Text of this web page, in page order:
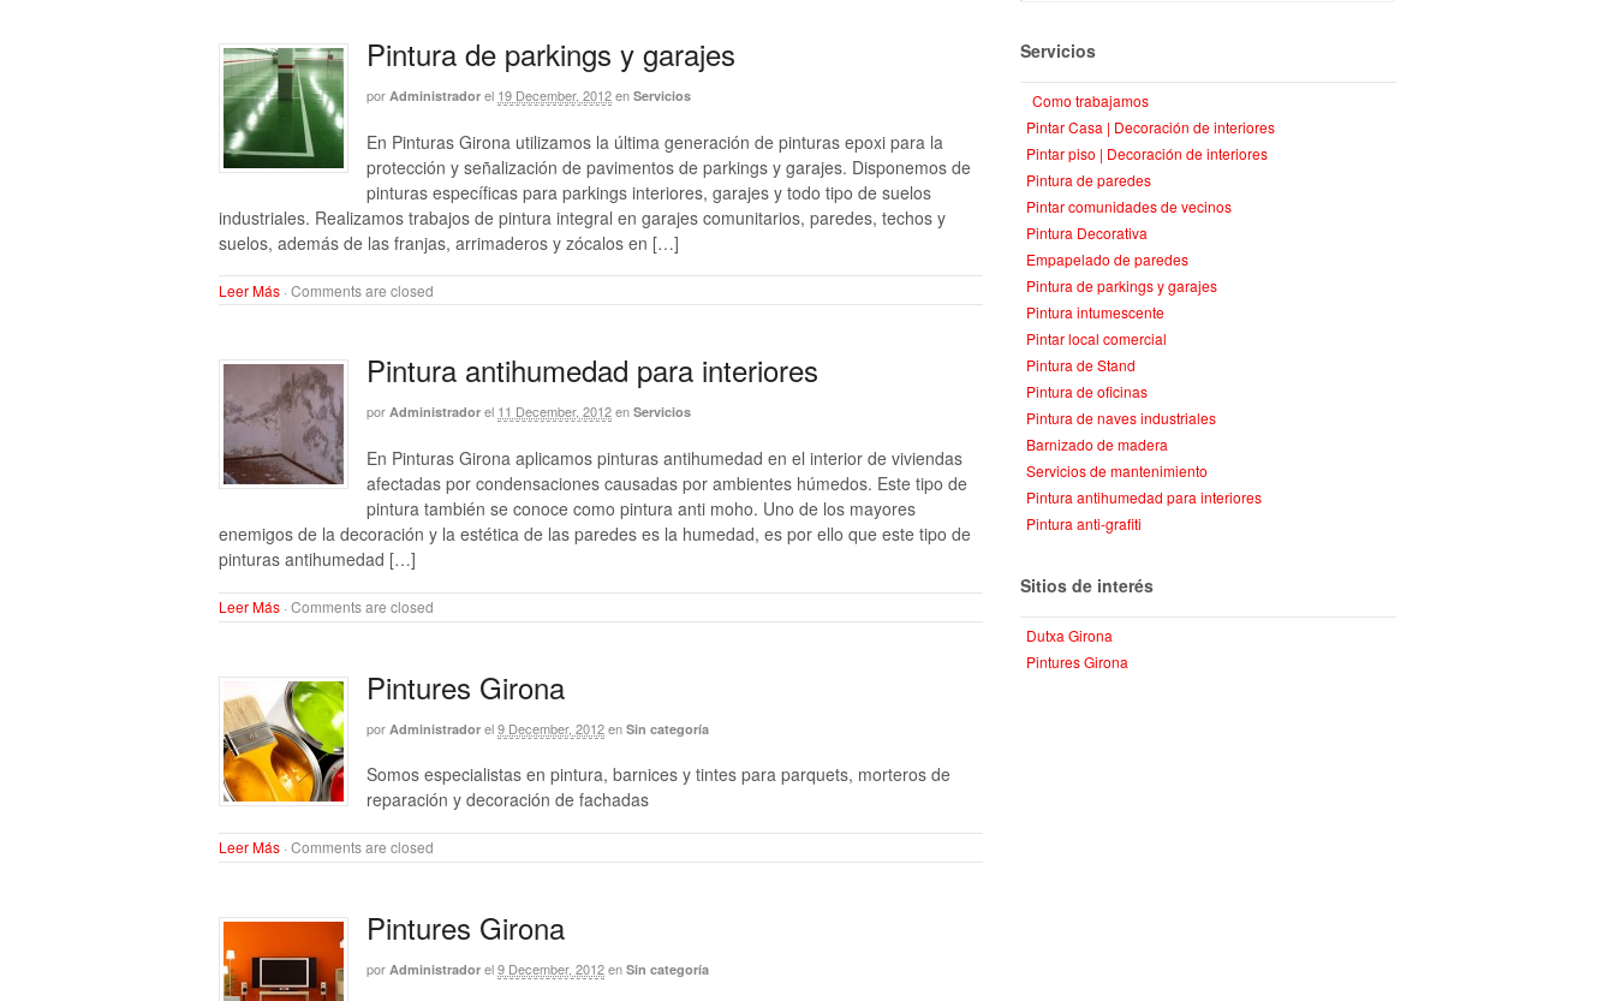
Pintura de parkings y garajes
por Administrador el 19 December, 2012en Servicios
En Pinturas Girona utilizamos la última generación de pinturas epoxi para la
protección y señalización de pavimentos de parkings y garajes. Disponemos de
pinturas específicas para parkings interiores, garajes y todo tipo de suelos
industriales. Realizamos trabajos de pintura integral en garajes comunitarios, paredes, techos y
suelos, además de las franjas, arrimaderos y zócalos en […]
Leer Más · Comments are closed
Pintura antihumedad para interiores
por Administrador el 11 December, 2012en Servicios
En Pinturas Girona aplicamos pinturas antihumedad en el interior de viviendas
afectadas por condensaciones causadas por ambientes húmedos. Este tipo de
pintura también se conoce como pintura anti moho. Uno de los mayores
enemigos de la decoración y la estética de las paredes es la humedad, es por ello que este tipo de
pinturas antihumedad […]
Leer Más · Comments are closed
Pintures Girona
por Administrador el9 December, 2012en Sin categoría
Somos especialistas en pintura, barnices y tintes para parquets, morteros de
reparación y decoración de fachadas
Leer Más · Comments are closed
Pintures Girona
por Administrador el9 December, 2012en Sin categoría
Servicios
Como trabajamos
Pintar Casa | Decoración de interiores
Pintar piso | Decoración de interiores
Pintura de paredes
Pintar comunidades de vecinos
Pintura Decorativa
Empapelado de paredes
Pintura de parkings y garajes
Pintura intumescente
Pintar local comercial
Pintura de Stand
Pintura de oficinas
Pintura de naves industriales
Barnizado de madera
Servicios de mantenimiento
Pintura antihumedad para interiores
Pintura anti-grafiti
Sitios de interés
Dutxa Girona
Pintures Girona